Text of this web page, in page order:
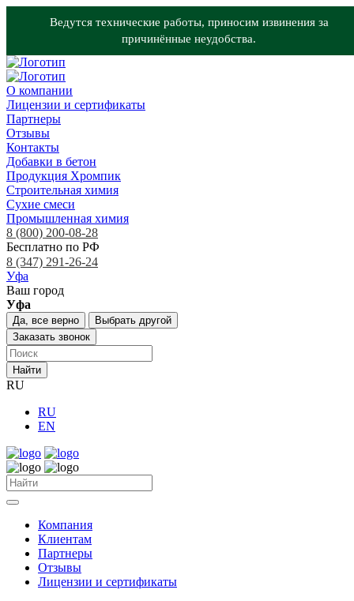
Ведутся технические работы, приносим извинения за
причинённые неудобства.
О компании
Лицензии и сертификаты
Партнеры
Отзывы
Контакты
Добавки в бетон
Продукция Хромпик
Строительная химия
Сухие смеси
Промышленная химия
8 (800) 200-08-28
Бесплатно по РФ
8 (347) 291-26-24
Уфа
Ваш город
Уфа
Да, все верно
Выбрать другой
Заказать звонок
Найти
RU
RU
EN
Компания
Клиентам
Партнеры
Отзывы
Лицензии и сертификаты